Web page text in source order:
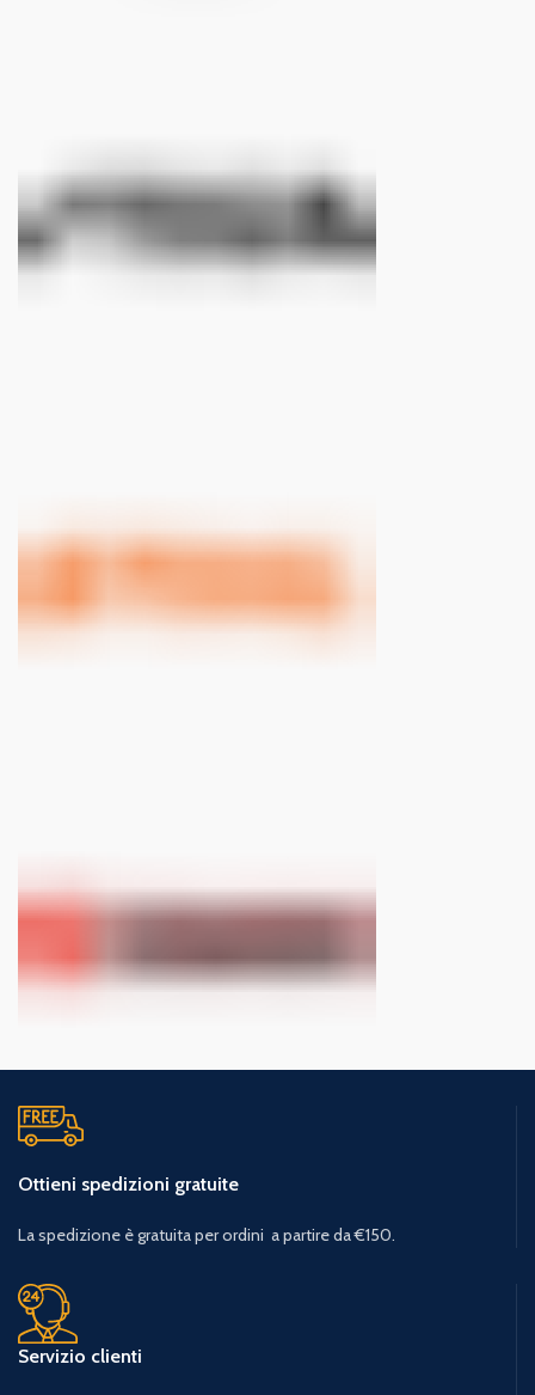
Ottieni spedizioni gratuite
La spedizione è gratuita per ordini a partire da €150.
Servizio clienti